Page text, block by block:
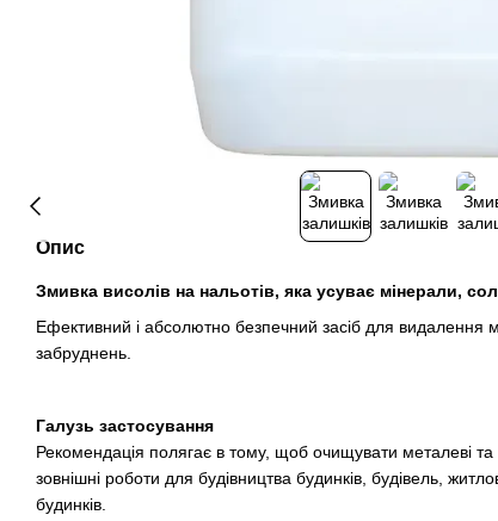
Опис
Змивка висолів на нальотів, яка усуває мінерали,
Ефективний і абсолютно безпечний засіб для видалення
забруднень.
Галузь застосування
Рекомендація полягає в тому, щоб очищувати металеві та
зовнішні роботи для будівництва будинків, будівель,
будинків.